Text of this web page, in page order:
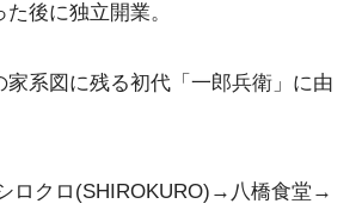
後に独立開業。
家系図に残る初代「一郎兵衛」に由
ロクロ(SHIROKURO)→八橋食堂→